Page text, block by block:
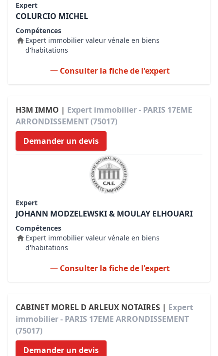
Expert
COLURCIO MICHEL
Compétences
Expert immobilier valeur vénale en biens
d'habitations
Consulter la fiche de l'expert
H3M IMMO | Expert immobilier - PARIS 17EME
ARRONDISSEMENT (75017)
Demander un devis
Expert
JOHANN MODZELEWSKI & MOULAY ELHOUARI
Compétences
Expert immobilier valeur vénale en biens
d'habitations
Consulter la fiche de l'expert
CABINET MOREL D ARLEUX NOTAIRES | Expert
immobilier - PARIS 17EME ARRONDISSEMENT
(75017)
Demander un devis